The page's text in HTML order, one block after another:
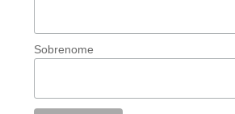
Sobrenome